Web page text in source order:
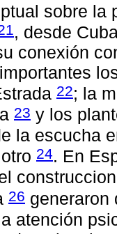
sobre la
, desde
conexión
22; la
23 y los
la escucha
24. En
26 generaron
atención